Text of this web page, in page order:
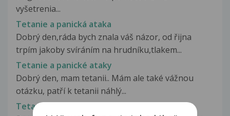
vyšetrenia...
Tetanie a panická ataka
Dobrý den,ráda bych znala váš názor, od řijna
trpím jakoby svíráním na hrudníku,tlakem...
Tetanie a panické ataky
Dobrý den, mam tetanii.. Mám ale také vážnou
otázku, patří k tetanii náhlý...
Tetanie a pocit horké tekutiny v břiše